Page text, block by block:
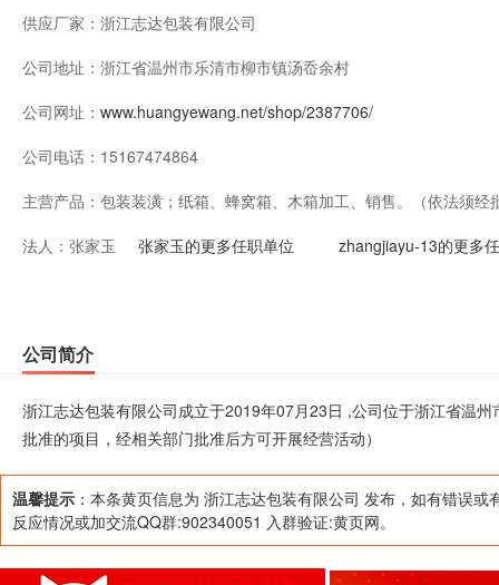
供应厂家： 浙江志达包装有限公司
公司地址： 浙江省温州市乐清市柳市镇汤岙余村
公司网址： www.huangyewang.net/shop/2387706/
公司电话： 15167474864
主营产品： 包装装潢；纸箱、蜂窝箱、木箱加工、销售。（依法须
开展经营活动）
法人： 张家玉 张家玉的更多任职单位 zhangjiayu-13的更多
公司简介
浙江志达包装有限公司成立于2019年07月23日 ,公司位于浙江省温
批准的项目，经相关部门批准后方可开展经营活动）
温馨提示 ：本条黄页信息为 浙江志达包装有限公司 发布，如有错误或
反应情况或加交流QQ群:902340051 入群验证:黄页网。